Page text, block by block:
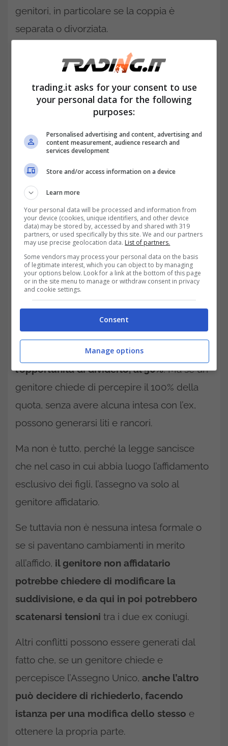
genitori, in particolare se la coppia è
separata o divorziata.
Assegno Unico e liti nella coppia: casi in cui succede e
Se la coppia è separata e uno dei due
genitori richiede l’assegno Unico, c’è anche
l’opportunità di dividerlo, al 50%. Ma se un
genitore chiede di percepire il 100% della
quota, senza avere alcuna intesa con l’ex,
possono generarsi liti e rancori.
Ma non è tutto, perché la legge sancisce
che nel caso in cui abbia luogo l’affidamento
esclusivo dei figli, l’assegno va solo al
genitore affidatario.
Se tuttavia non è nessuna intesa formale o
se si paventano cambiamenti in merito
all’affido, il genitore non affidatario
potrebbe chiedere di modificare la
suddivisione, e da qui in poi potrebbero
scatenarsi tensioni tra i due ex coniugi.
Altri conflitti possono essere generati dal
fatto che, se un genitore chiede e
percepisce l’Assegno Unico, anche l’altro
può decidere di richiederlo, facendo
istanza per una modifica dello stesso e
ottenere la propria parte.
trading.it asks for your consent to use
your personal data for the following
purposes:
Personalised advertising and content, advertising and
content measurement, audience research and
services development
Store and/or access information on a device
Learn more
Your personal data will be processed and information from
your device (cookies, unique identifiers, and other device
data) may be stored by, accessed by and shared with 319
partners, or used specifically by this site. We and our partners
may use precise geolocation data. List of partners.
Some vendors may process your personal data on the basis
of legitimate interest, which you can object to by managing
your options below. Look for a link at the bottom of this page
or in the site menu to manage or withdraw consent in privacy
and cookie settings.
Consent
Manage options